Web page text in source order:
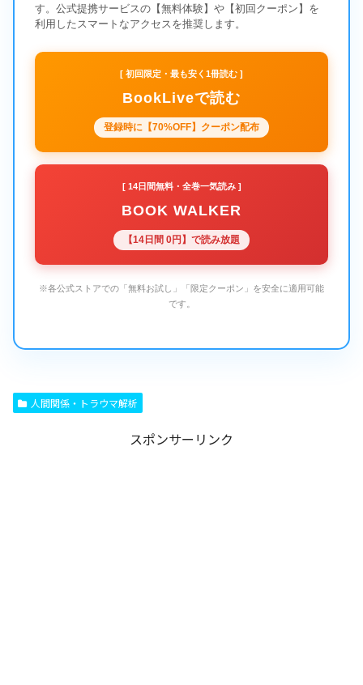
す。公式提携サービスの【無料体験】や【初回クーポン】を
利用したスマートなアクセスを推奨します。
[ 初回限定・最も安く1冊読む ]
BookLiveで読む
登録時に【70%OFF】クーポン配布
[ 14日間無料・全巻一気読み ]
BOOK WALKER
【14日間 0円】で読み放題
※各公式ストアでの「無料お試し」「限定クーポン」を安全に適用可能
です。
人間関係・トラウマ解析
スポンサーリンク